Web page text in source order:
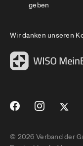
geben
Wir danken unseren
© 2026 Verband der